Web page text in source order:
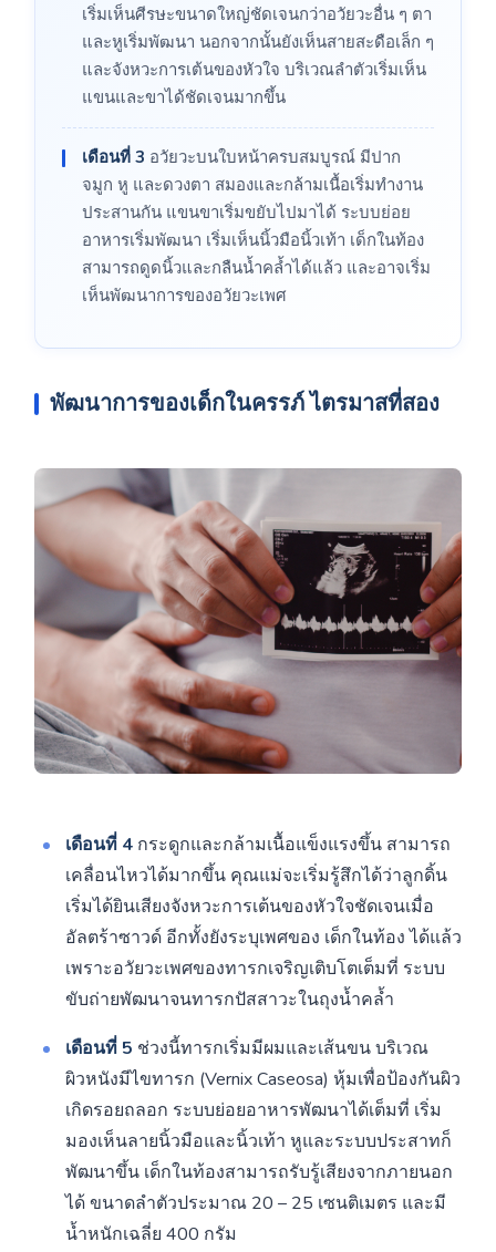
เริ่มเห็นศีรษะขนาดใหญ่ชัดเจนกว่าอวัยวะอื่น ๆ ตา
และหูเริ่มพัฒนา นอกจากนั้นยังเห็นสายสะดือเล็ก ๆ
และจังหวะการเต้นของหัวใจ บริเวณลำตัวเริ่มเห็น
แขนและขาได้ชัดเจนมากขึ้น
เดือนที่ 3 อวัยวะบนใบหน้าครบสมบูรณ์ มีปาก
จมูก หู และดวงตา สมองและกล้ามเนื้อเริ่มทำงาน
ประสานกัน แขนขาเริ่มขยับไปมาได้ ระบบย่อย
อาหารเริ่มพัฒนา เริ่มเห็นนิ้วมือนิ้วเท้า เด็กในท้อง
สามารถดูดนิ้วและกลืนน้ำคล้ำได้แล้ว และอาจเริ่ม
เห็นพัฒนาการของอวัยวะเพศ
พัฒนาการของเด็กในครรภ์ ไตรมาสที่สอง
เดือนที่ 4 กระดูกและกล้ามเนื้อแข็งแรงขึ้น สามารถ
เคลื่อนไหวได้มากขึ้น คุณแม่จะเริ่มรู้สึกได้ว่าลูกดิ้น
เริ่มได้ยินเสียงจังหวะการเต้นของหัวใจชัดเจนเมื่อ
อัลตร้าซาวด์ อีกทั้งยังระบุเพศของ เด็กในท้อง ได้แล้ว
เพราะอวัยวะเพศของทารกเจริญเติบโตเต็มที่ ระบบ
ขับถ่ายพัฒนาจนทารกปัสสาวะในถุงน้ำคล้ำ
เดือนที่ 5 ช่วงนี้ทารกเริ่มมีผมและเส้นขน บริเวณ
ผิวหนังมีไขทารก (Vernix Caseosa) หุ้มเพื่อป้องกันผิว
เกิดรอยถลอก ระบบย่อยอาหารพัฒนาได้เต็มที่ เริ่ม
มองเห็นลายนิ้วมือและนิ้วเท้า หูและระบบประสาทก็
พัฒนาขึ้น เด็กในท้องสามารถรับรู้เสียงจากภายนอก
ได้ ขนาดลำตัวประมาณ 20 – 25 เซนติเมตร และมี
น้ำหนักเฉลี่ย 400 กรัม